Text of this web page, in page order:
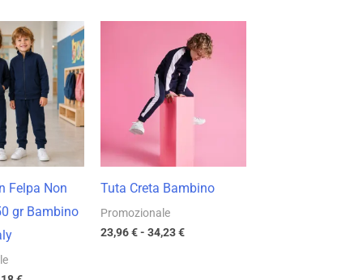
Felpa Non
gr Bambino
Fascia
di
prezzo:
27,43 €
a
39,18 €
Tuta Creta Bambino
Promozionale
23,96€- 34,23€
di
prezzo:
da
23,96 €
a
34,23 €